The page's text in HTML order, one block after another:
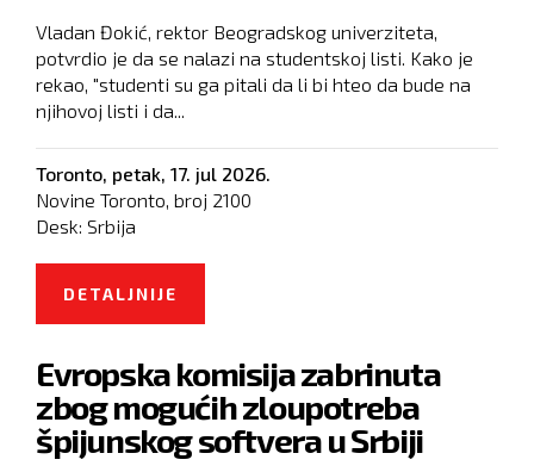
Vladan Đokić, rektor Beogradskog univerziteta,
potvrdio je da se nalazi na studentskoj listi. Kako je
rekao, "studenti su ga pitali da li bi hteo da bude na
njihovoj listi i da...
Toronto, petak, 17. jul 2026.
Novine Toronto, broj 2100
Desk: Srbija
DETALJNIJE
Evropska komisija zabrinuta
zbog mogućih zloupotreba
špijunskog softvera u Srbiji